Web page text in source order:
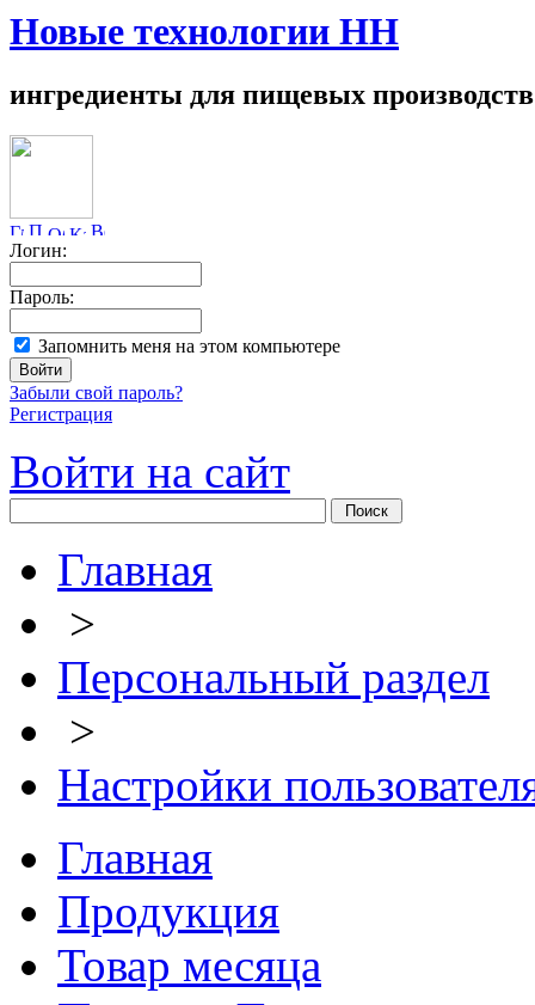
Новые технологии НН
ингредиенты для пищевых производств
Логин:
Пароль:
Запомнить меня на этом компьютере
Забыли свой пароль?
Регистрация
Войти на сайт
Главная
>
Персональный раздел
>
Настройки
Главная
Продукция
Товар месяца